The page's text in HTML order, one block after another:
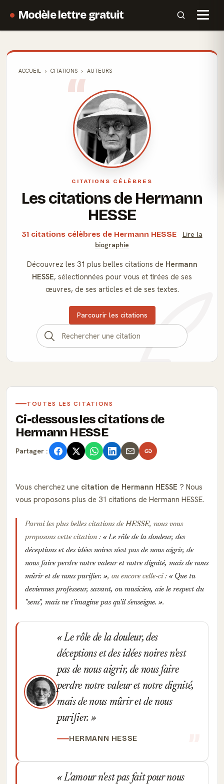
Modèle lettre gratuit
ACCUEIL CITATIONS AUTEURS
CITATIONS CÉLÈBRES
Les citations de Hermann
HESSE
31 citations célèbres de Hermann HESSE
Lire la
biographie
Découvrez les 31 plus belles citations de Hermann
HESSE, sélectionnées pour vous et tirées de ses
œuvres, de ses articles et de ses textes.
Parcourir les citations
TOUTES LES CITATIONS
Ci-dessous les citations de
Hermann HESSE
Partager :
Vous cherchez une citation de Hermann HESSE ? Nous
vous proposons plus de 31 citations de Hermann HESSE.
Parmi les plus belles citations de HESSE, nous vous
proposons cette citation :
Le rôle de la douleur, des
déceptions et des idées noires n'est pas de nous aigrir, de
nous faire perdre notre valeur et notre dignité, mais de nous
mûrir et de nous purifier.
, ou encore celle-ci :
Que tu
deviennes professeur, savant, ou musicien, aie le respect du
"sens", mais ne t'imagine pas qu'il s'enseigne.
.
Le rôle de la douleur, des
déceptions et des idées noires n'est
pas de nous aigrir, de nous faire
perdre notre valeur et notre dignité,
mais de nous mûrir et de nous
purifier.
HERMANN HESSE
L'amour n'est pas fait pour nous